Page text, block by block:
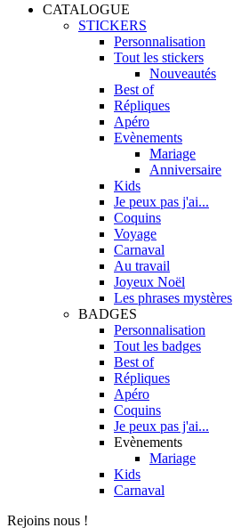
CATALOGUE
STICKERS
Personnalisation
Tout les stickers
Nouveautés
Best of
Répliques
Apéro
Evènements
Mariage
Anniversaire
Kids
Je peux pas j'ai...
Coquins
Voyage
Carnaval
Au travail
Joyeux Noël
Les phrases mystères
BADGES
Personnalisation
Tout les badges
Best of
Répliques
Apéro
Coquins
Je peux pas j'ai...
Evènements
Mariage
Kids
Carnaval
Rejoins nous !